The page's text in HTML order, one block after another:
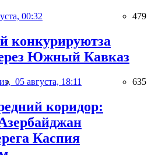
00:32 479
Южный Кавказ
05 августа, 18:11 635
коридор:
Каспия